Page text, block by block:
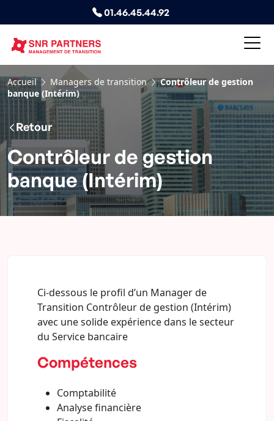
01.46.45.44.92
Accueil Managers de transition
Contrôleur de gestion
banque (Intérim)
Retour
Contrôleur de gestion
banque (Intérim)
Ci-dessous le profil d’un Manager de
Transition Contrôleur de gestion (Intérim)
avec une solide expérience dans le secteur
du Service bancaire
Compétences
Comptabilité
Analyse financière